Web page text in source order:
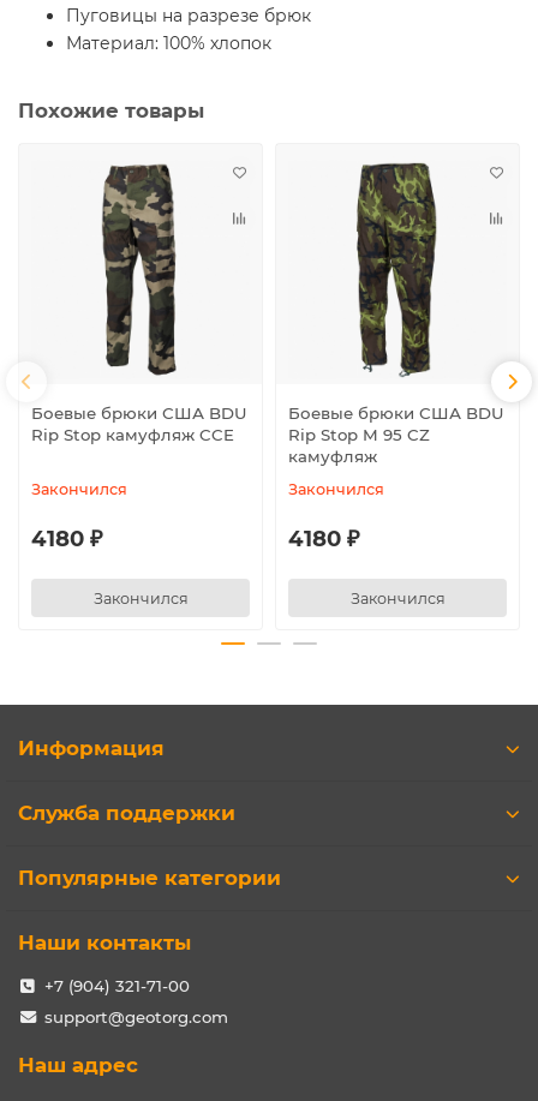
Пуговицы на разрезе брюк
Материал: 100% хлопок
Похожие товары
Боевые брюки США BDU
Rip Stop камуфляж CCE
Закончился
4180 ₽
Закончился
Боевые брюки США BDU
Rip Stop M 95 CZ
камуфляж
Закончился
4180 ₽
Закончился
Информация
Служба поддержки
Популярные категории
Наши контакты
+7 (904) 321-71-00
support@geotorg.com
Наш адрес